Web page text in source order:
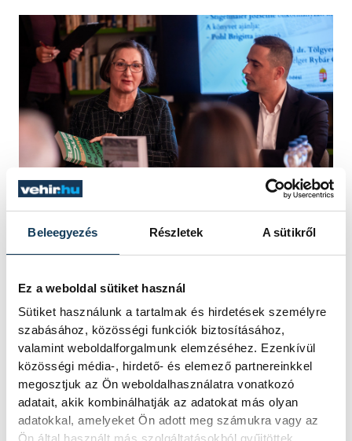
Beleegyezés Részletek A sütikről
Ez a weboldal sütiket használ
Sütiket használunk a tartalmak és hirdetések személyre
szabásához, közösségi funkciók biztosításához,
valamint weboldalforgalmunk elemzéséhez. Ezenkívül
közösségi média-, hirdető- és elemező partnereinkkel
megosztjuk az Ön weboldalhasználatra vonatkozó
adatait, akik kombinálhatják az adatokat más olyan
adatokkal, amelyeket Ön adott meg számukra vagy az
Brányi Mária és Ovádi Péter
A kormánybiztos szavait követően
Mária alpolgármesterosztotta meg a
gondolatait, aki elmondta: a városrész
fejlődéséhez az iskola nagymértékben
hozzájárult. A Báthoryba nemcsak azok a
diákok iratkoznak be, akik körzetileg is az
intézményhez tartoznak, hanem sokan